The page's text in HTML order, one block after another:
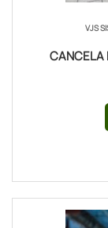
VJS
CANCELA